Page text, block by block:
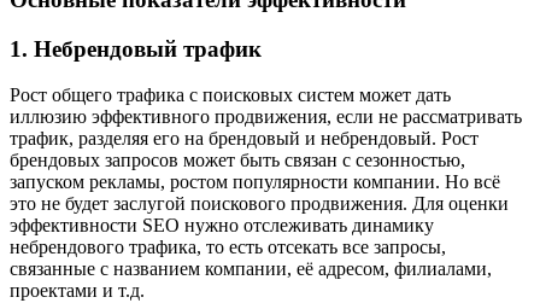
1. Небрендовый трафик
Рост общего трафика с поисковых систем может дать
иллюзию эффективного продвижения, если не рассматривать
трафик, разделяя его на брендовый и небрендовый. Рост
брендовых запросов может быть связан с сезонностью,
запуском рекламы, ростом популярности компании. Но всё
это не будет заслугой поискового продвижения. Для оценки
эффективности SEO нужно отслеживать динамику
небрендового трафика, то есть отсекать все запросы,
связанные с названием компании, её адресом, филиалами,
проектами и т.д.